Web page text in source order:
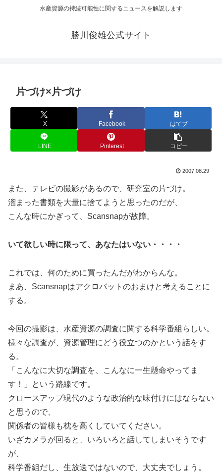
水産資源の持続可能性に関するニュースを解説します
勝川俊雄公式サイト
片づけ×片づけ
X Facebook はてブ
LINE Pinterest コピー
2007.08.29
また、テレビの撮影があるので、研究室の片づけ。
溜まった書類を大量に捨てようと思ったのだが、
こんな時にかぎって、Scansnapが故障。
いて欲しい時に限って、あなたはいない・・・・
これでは、何のために買ったんだがわからんな。
まあ、Scansnapはアクロバットのおまけと考えることに
する。
今回の撮影は、水産資源の調査に関する科学番組らしい。
様々な調査が、資源管理にどう役立つのかという話をす
る。
「こんなに大切な調査を、こんなに一生懸命やってま
す！」という路線です。
クロースアップ現代のような政治的な味付けにはならない
と思うので、
関係者の皆様も枕を高くしていてください。
いざカメラが回ると、いろいろと話してしまいそうです
が、
科学番組だし、生放送ではないので、大丈夫でしょう。